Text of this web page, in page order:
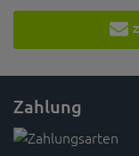
Zahlung